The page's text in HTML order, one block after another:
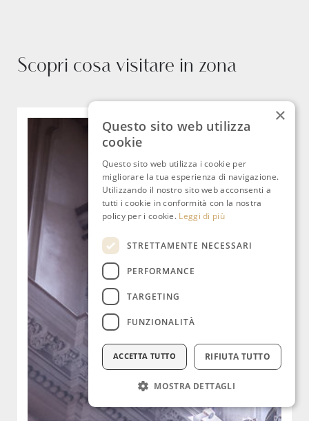
Scopri cosa visitare in zona
×
Questo sito web utilizza
cookie
Questo sito web utilizza i cookie per
migliorare la tua esperienza di navigazione.
Utilizzando il nostro sito web acconsenti a
tutti i cookie in conformità con la nostra
policy per i cookie. Leggi di più
STRETTAMENTE NECESSARI
PERFORMANCE
TARGETING
FUNZIONALITÀ
ACCETTA TUTTO RIFIUTA TUTTO
MOSTRA DETTAGLI